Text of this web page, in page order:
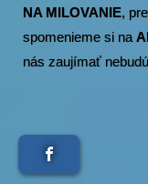
NA MILOVANIE,
spomenieme si na
nás zaujímať nebudú